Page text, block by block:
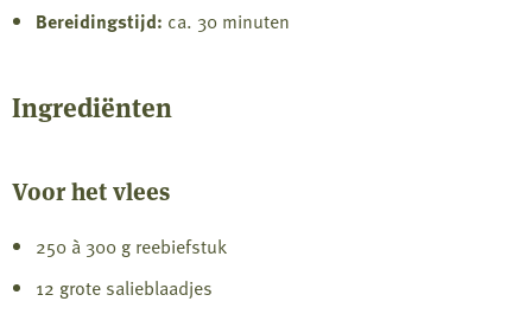
Bereidingstijd: ca. 30 minuten
Ingrediënten
Voor het vlees
250 à 300 g reebiefstuk
12 grote salieblaadjes